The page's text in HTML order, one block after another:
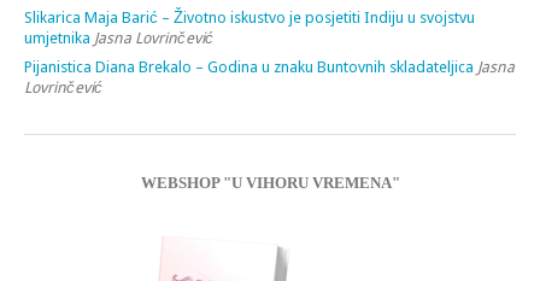
Slikarica Maja Barić – Životno iskustvo je posjetiti Indiju u svojstvu
umjetnika Jasna Lovrinčević
Pijanistica Diana Brekalo – Godina u znaku Buntovnih skladateljica Jasna
Lovrinčević
WEBSHOP "U VIHORU VREMENA"